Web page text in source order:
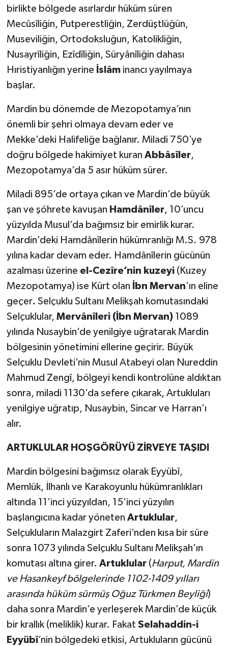
birlikte bölgede asırlardır hüküm süren
Mecûsîliğin, Putperestliğin, Zerdüştlüğün,
Museviliğin, Ortodoksluğun, Katolikliğin,
Nusayrîliğin, Ezîdîliğin, Süryânîliğin dahası
Hıristiyanlığın yerine İslâminancı yayılmaya
başlar.
Mardin bu dönemde de Mezopotamya’nın
önemli bir şehri olmaya devam eder ve
Mekke’deki Halifeliğe bağlanır. Miladi 750’ye
doğru bölgede hakimiyet kuran Abbâsîler,
Mezopotamya’da 5 asır hüküm sürer.
Miladi 895’de ortaya çıkan ve Mardin’de büyük
şan ve şöhrete kavuşan Hamdânîler, 10’uncu
yüzyılda Musul’da bağımsız bir emirlik kurar.
Mardin’deki Hamdânîlerin hükümranlığı M.S. 978
yılına kadar devam eder. Hamdânîlerin gücünün
azalması üzerine el-Cezîre’nin kuzeyi (Kuzey
Mezopotamya) ise Kürt olan İbn Mervan’ın eline
geçer. Selçuklu Sultanı Melikşah komutasındaki
Selçuklular, Mervânîleri (İbn Mervan) 1089
yılında Nusaybin’de yenilgiye uğratarak Mardin
bölgesinin yönetimini ellerine geçirir. Büyük
Selçuklu Devleti’nin Musul Atabeyi olan Nureddin
Mahmud Zengî, bölgeyi kendi kontrolüne aldıktan
sonra, miladi 1130’da sefere çıkarak, Artukluları
yenilgiye uğratıp, Nusaybin, Sincar ve Harran’ı
alır.
ARTUKLULAR HOŞGÖRÜYÜ ZİRVEYE TAŞIDI
Mardin bölgesini bağımsız olarak Eyyübî,
Memlük, İlhanlı ve Karakoyunlu hükümranlıkları
altında 11’inci yüzyıldan, 15’inci yüzyılın
başlangıcına kadar yöneten Artuklular,
Selçukluların Malazgirt Zaferi’nden kısa bir süre
sonra 1073 yılında Selçuklu Sultanı Melikşah’ın
komutası altına girer. Artuklular(Harput, Mardin
ve Hasankeyf bölgelerinde 1102-1409 yılları
arasında hüküm sürmüş Oğuz Türkmen Beyliği)
daha sonra Mardin’e yerleşerek Mardin’de küçük
bir krallık (meliklik) kurar. Fakat Selahaddin-i
Eyyübî’nin bölgedeki etkisi, Artukluların gücünü